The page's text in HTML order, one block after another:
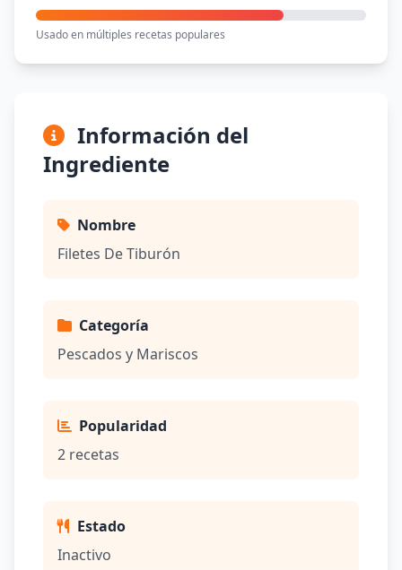
Usado en múltiples recetas populares
Información del
Ingrediente
Nombre
Filetes De Tiburón
Categoría
Pescados y Mariscos
Popularidad
2 recetas
Estado
Inactivo